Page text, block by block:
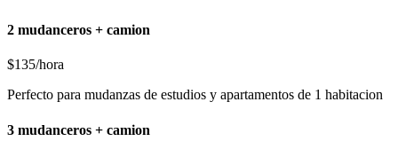
2 mudanceros + camion
$135/hora
Perfecto para mudanzas de estudios y apartamentos de 1 habitacion
3 mudanceros + camion